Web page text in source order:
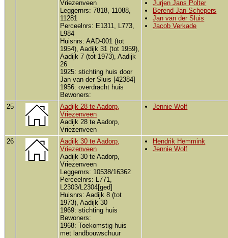
Vriezenveen
Leggernrs: 7818, 11088,
11281
Perceelnrs: E1311, L773,
L984
Huisnrs: AAD-001 (tot
1954), Aadijk 31 (tot 1959),
Aadijk 7 (tot 1973), Aadijk
26
1925: stichting huis door
Jan van der Sluis [42384]
1956: overdracht huis
Bewoners:
Jurjen Jans Polter
Berend Jan Schepers
Jan van der Sluis
Jacob Verkade
25
Aadijk 28 te Aadorp,
Vriezenveen
Aadijk 28 te Aadorp,
Vriezenveen
Jennie Wolf
26
Aadijk 30 te Aadorp,
Vriezenveen
Aadijk 30 te Aadorp,
Vriezenveen
Leggernrs: 10538/16362
Perceelnrs: L771,
L2303/L2304[ged]
Huisnrs: Aadijk 8 (tot
1973), Aadijk 30
1969: stichting huis
Bewoners:
1968: Toekomstig huis
met landbouwschuur
Hendrik Hemmink
Jennie Wolf